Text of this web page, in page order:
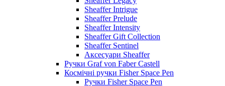
Sheaffer Intrigue
Sheaffer Prelude
Sheaffer Intensity
Sheaffer Gift Collection
Sheaffer Sentinel
Аксесуари Sheaffer
Ручки Graf von Faber Castell
Космічні ручки Fisher Space Pen
Ручки Fisher Space Pen